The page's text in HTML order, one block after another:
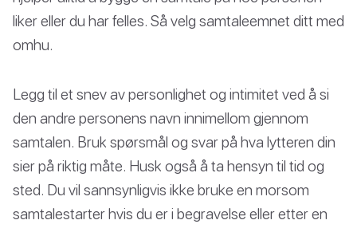
liker eller du har felles. Så velg samtaleemnet ditt med
omhu.
Legg til et snev av personlighet og intimitet ved å si
den andre personens navn innimellom gjennom
samtalen. Bruk spørsmål og svar på hva lytteren din
sier på riktig måte. Husk også å ta hensyn til tid og
sted. Du vil sannsynligvis ikke bruke en morsom
samtalestarter hvis du er i begravelse eller etter en